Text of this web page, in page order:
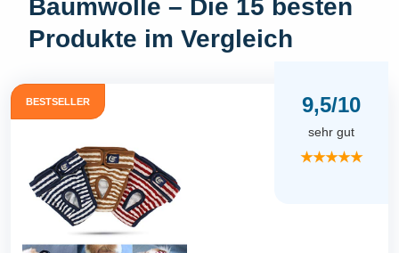
Baumwolle – Die 15 besten
Produkte im Vergleich
BESTSELLER 9,5/10
sehr gut
★★★★★